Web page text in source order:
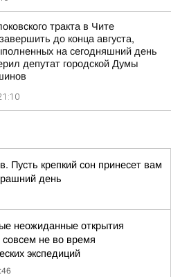
тракта в Чите
до конца августа,
на сегодняшний день
депутат городской Думы
Пусть крепкий сон принесет вам
день
неожиданные открытия
совсем не во время
экспедиций